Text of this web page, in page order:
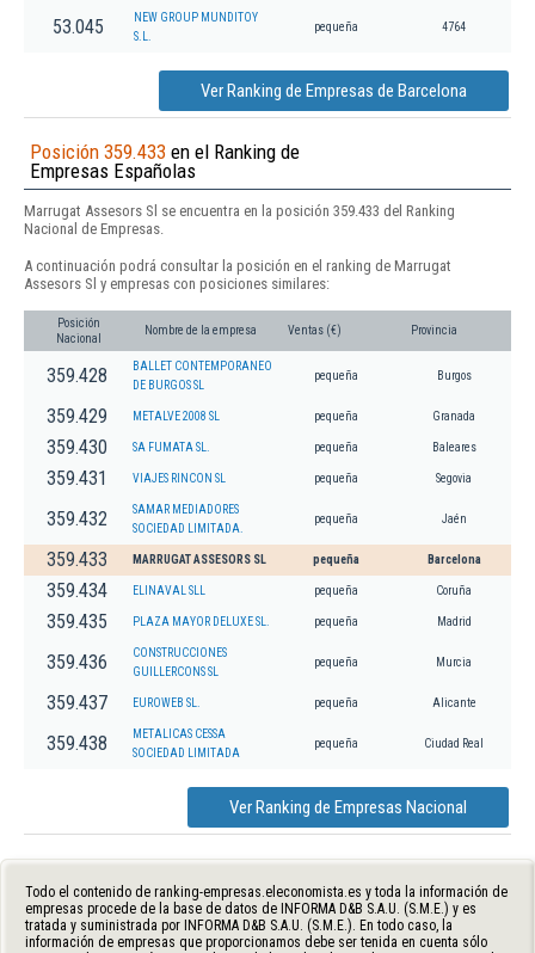
53.045
NEW GROUP MUNDITOY
S.L.
pequeña 4764
Ver Ranking de Empresas de Barcelona
Posición 359.433 en el Ranking de
Empresas Españolas
Marrugat Assesors Sl se encuentra en la posición 359.433 del Ranking
Nacional de Empresas.
A continuación podrá consultar la posición en el ranking de Marrugat
Assesors Sl y empresas con posiciones similares:
Posición
Nacional
Nombre de la empresa Ventas (€) Provincia
359.428
BALLET CONTEMPORANEO
DE BURGOS SL
pequeña Burgos
359.429 METALVE 2008 SL pequeña Granada
359.430 SA FUMATA SL. pequeña Baleares
359.431 VIAJES RINCON SL pequeña Segovia
359.432
SAMAR MEDIADORES
SOCIEDAD LIMITADA.
pequeña Jaén
359.433 MARRUGAT ASSESORS SL pequeña Barcelona
359.434 ELINAVAL SLL pequeña Coruña
359.435 PLAZA MAYOR DELUXE SL. pequeña Madrid
359.436
CONSTRUCCIONES
GUILLERCONS SL
pequeña Murcia
359.437 EUROWEB SL. pequeña Alicante
359.438
METALICAS CESSA
SOCIEDAD LIMITADA
pequeña Ciudad Real
Ver Ranking de Empresas Nacional
Todo el contenido de ranking-empresas.eleconomista.es y toda la información de
empresas procede de la base de datos de INFORMA D&B S.A.U. (S.M.E.) y es
tratada y suministrada por INFORMA D&B S.A.U. (S.M.E.). En todo caso, la
información de empresas que proporcionamos debe ser tenida en cuenta sólo